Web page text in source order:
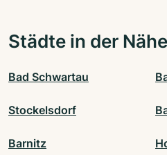
Städte in der Nähe
Bad Schwartau
Stockelsdorf
Barnitz